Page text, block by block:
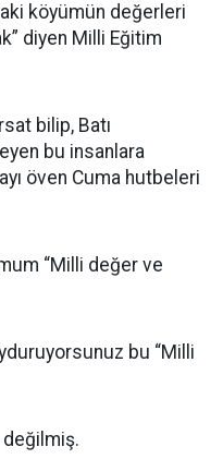
köyümün değerleri
diyen Milli Eğitim
bilip, Batı
bu insanlara
öven Cuma hutbeleri
“Milli değer ve
bu “Milli